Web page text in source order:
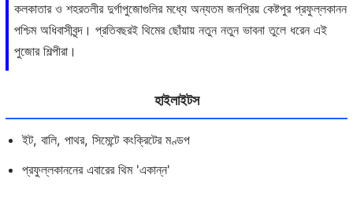
কলকাতার ও শহরতলীর দুর্গাপুজোগুলির মধ্যে অন্যতম জনপ্রিয় কেষ্টপুর প্রফুল্লকানন
পশ্চিম অধিবাসীবৃন্দ। প্রতিবছরই থিমের ছোঁয়ায় নতুন নতুন ভাবনা তুলে ধরেন এই
পুজোর শিল্পীরা।
হাইলাইটস
ইট, বালি, পাথর, সিমেন্টে কংক্রিটের মণ্ডপ
প্রফুল্লকাননের এবারের থিম 'একান্ন'